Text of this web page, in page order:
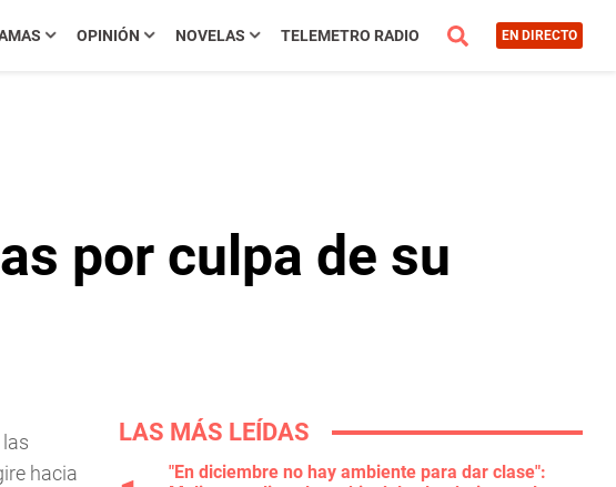
OPINIÓN NOVELAS TELEMETRO RADIO EN DIRECTO
por culpa de su
hacia
LAS MÁS LEÍDAS
"En diciembre no hay ambiente para dar clase":